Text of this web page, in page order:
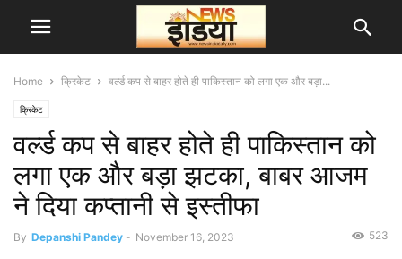
Home क्रिकेट वर्ल्ड कप से बाहर होते ही पाकिस्तान को लगा एक और बड़ा...
क्रिकेट
वर्ल्ड कप से बाहर होते ही पाकिस्तान को
लगा एक और बड़ा झटका, बाबर आजम
ने दिया कप्तानी से इस्तीफा
By Depanshi Pandey - November 16, 2023 523